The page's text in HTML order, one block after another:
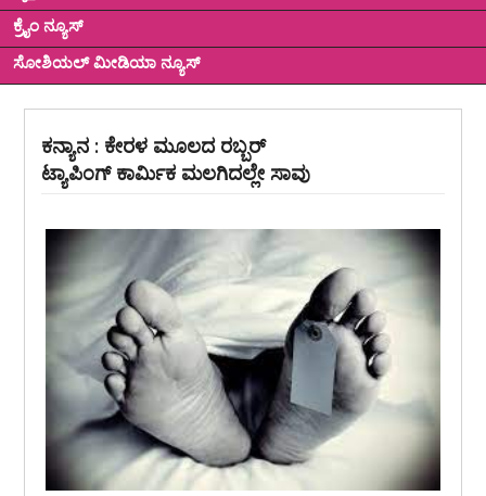
ಕ್ರೈಂ ನ್ಯೂಸ್
ಸೋಶಿಯಲ್ ಮೀಡಿಯಾ ನ್ಯೂಸ್
ಕನ್ಯಾನ : ಕೇರಳ ಮೂಲದ ರಬ್ಬರ್
ಟ್ಯಾಪಿಂಗ್ ಕಾರ್ಮಿಕ ಮಲಗಿದಲ್ಲೇ ಸಾವು